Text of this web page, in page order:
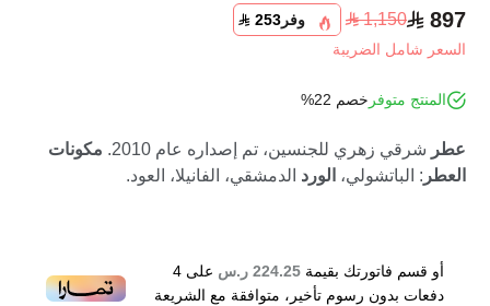
897
1,150 وفر 253
السعر شامل الضريبة
المنتج متوفر خصم 22%
عطر شرقي زهري للجنسين، تم إصداره عام 2010.
مكونات
العطر : الباتشولي، الورد الدمشقي، الفانيلا، العود.
أو قسم فاتورتك بقيمة 224.25 ر.س على 4
دفعات بدون رسوم تأخير، متوافقة مع الشريعة